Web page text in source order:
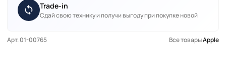
Trade-in
Сдай свою технику и получи выгоду при покупке новой
Арт. 01-00765 Все товарыApple